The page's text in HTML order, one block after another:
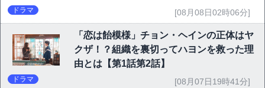
ドラマ [08月08日02時06分]
「恋は飴模様」チョン・ヘインの正体はヤ
クザ！？組織を裏切ってハヨンを救った理
由とは【第1話第2話】
ドラマ [08月07日19時41分]